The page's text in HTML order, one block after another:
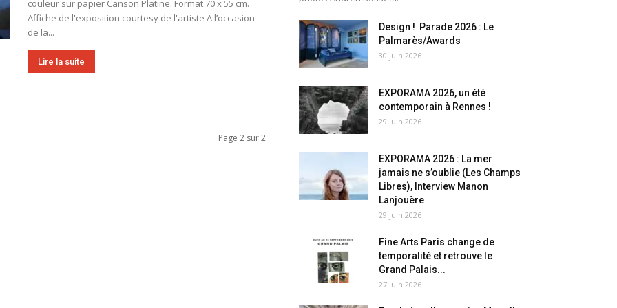
couleur sur papier Canson Platine. Format 70 x 55 cm.
Affiche de l'exposition courtesy de l'artiste A l’occasion
de la...
Lire la suite
Page 2 sur 2
Design ! Parade 2026 : Le
Palmarès/Awards
30 juin 2026
EXPORAMA 2026, un été
contemporain à Rennes !
29 juin 2026
EXPORAMA 2026 : La mer
jamais ne s’oublie (Les Champs
Libres), Interview Manon
Lanjouère
29 juin 2026
Fine Arts Paris change de
temporalité et retrouve le
Grand Palais...
27 juin 2026